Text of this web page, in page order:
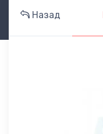
Назад